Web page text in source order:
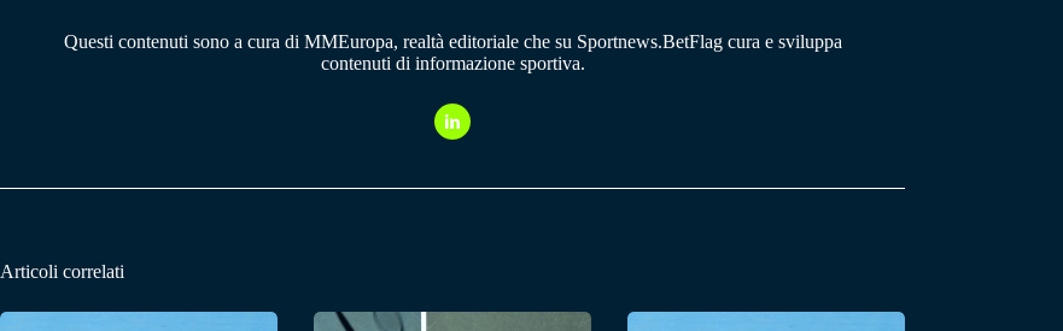
Questi contenuti sono a cura di MMEuropa, realtà editoriale che su Sportnews.BetFlag cura e sviluppa
contenuti di informazione sportiva.
Articoli correlati